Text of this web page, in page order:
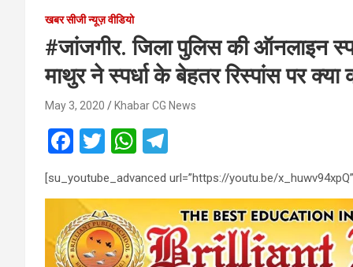
खबर सीजी न्यूज़ वीडियो
#जांजगीर. जिला पुलिस की ऑनलाइन
माथुर ने स्पर्धा के बेहतर रिस्पांस पर
May 3, 2020 Khabar CG News
F
ce
b
o
T
wi
tt
er
W
at
s
A
el
e
gr
a
[su_youtube_advanced url=”https://youtu.be/x_huwv94xpQ”]